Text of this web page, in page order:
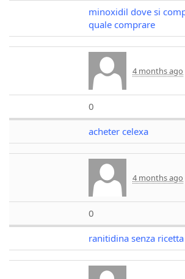
minoxidil dove si
quale comprare
4 months ago
0
acheter celexa
4 months ago
0
ranitidina senza ricetta